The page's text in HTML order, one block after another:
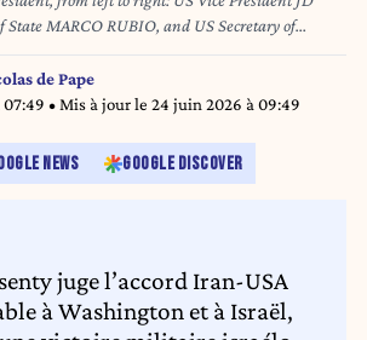
State MARCO RUBIO, and US Secretary of
(Credit Image: © Carlos Barria - Pool Via
Wire)
de Pape
• Mis à jour le 24 juin 2026 à 09:49
NEWS GOOGLE DISCOVER
juge l’accord Iran-USA
à Washington et à Israël,